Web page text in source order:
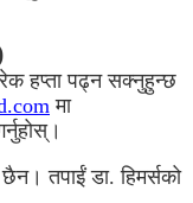
हप्ता पढ्न सक्नुहुन्छ
मा
तपाईं डा. हिमर्सको